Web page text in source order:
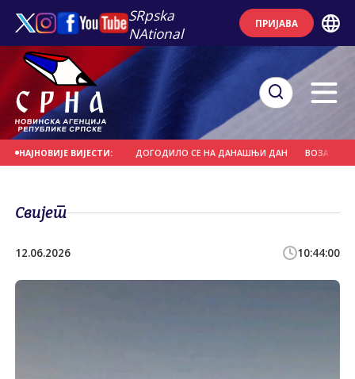
SRpska
NAtional
ПРИЈАВА
НАЈНОВИЈЕ ВИЈЕСТИ:
СВЕTИ ПАНTЕЛЕЈМОН ДОГОДИЛО СЕ НА ДАНАШЊИ ДАН ВОЗАЧ
Свијет
12.06.2026 10:44:00